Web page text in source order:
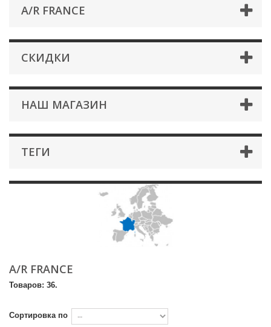
A/R FRANCE
СКИДКИ
НАШ МАГАЗИН
ТЕГИ
A/R FRANCE
Товаров: 36.
Сортировка по